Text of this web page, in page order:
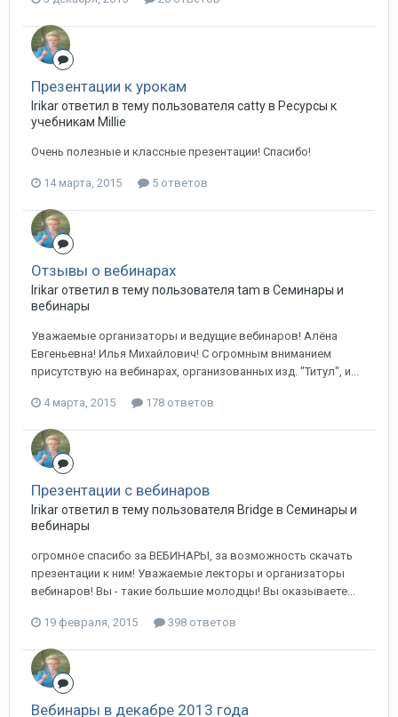
Презентации к урокам
Irikar ответил в тему пользователя catty в Ресурсы к
учебникам Millie
Очень полезные и классные презентации! Спасибо!
14 марта, 2015 5 ответов
Отзывы о вебинарах
Irikar ответил в тему пользователя tam в Семинары и
вебинары
Уважаемые организаторы и ведущие вебинаров! Алёна
Евгеньевна! Илья Михайлович! С огромным вниманием
присутствую на вебинарах, организованных изд. "Титул", и...
4 марта, 2015 178 ответов
Презентации с вебинаров
Irikar ответил в тему пользователя Bridge в Семинары и
вебинары
огромное спасибо за ВЕБИНАРЫ, за возможность скачать
презентации к ним! Уважаемые лекторы и организаторы
вебинаров! Вы - такие большие молодцы! Вы оказываете...
19 февраля, 2015 398 ответов
Вебинары в декабре 2013 года